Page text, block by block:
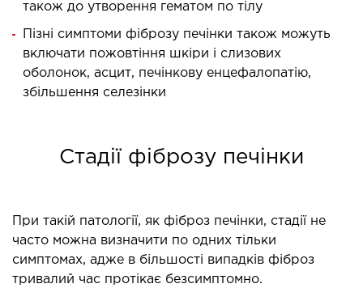
судин
РЕЗОНАНСНА
(МРТ)
органів
також до утворення гематом по тілу
Пізні симптоми фіброзу печінки також можуть
включати пожовтіння шкіри і слизових
оболонок, асцит, печінкову енцефалопатію,
збільшення селезінки
Стадії фіброзу печінки
При такій патології, як фіброз печінки, стадії не
часто можна визначити по одних тільки
симптомах, адже в більшості випадків фіброз
тривалий час протікає безсимптомно.